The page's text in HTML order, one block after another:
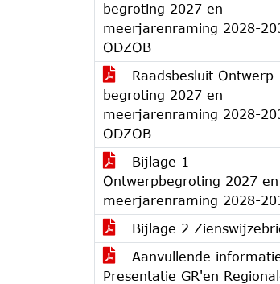
begroting 2027 en
meerjarenraming 2028-
ODZOB
Raadsbesluit Ontwerp-
begroting 2027 en
meerjarenraming 2028-
ODZOB
Bijlage 1
Ontwerpbegroting 2027 en
meerjarenraming 2028-
Bijlage 2
Aanvullende
Presentatie GR'en